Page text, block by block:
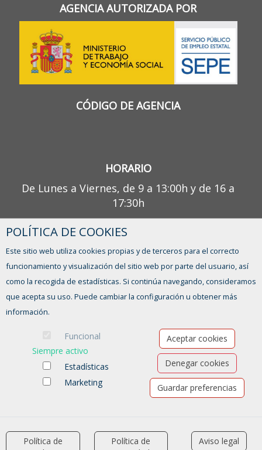
AGENCIA AUTORIZADA POR
CÓDIGO DE AGENCIA
HORARIO
De Lunes a Viernes, de 9 a 13:00h y de 16 a
17:30h
¿TIENES ALGUNA DUDA?
CONTACTO
POLÍTICA DE COOKIES
Este sitio web utiliza cookies propias y de terceros para el correcto
funcionamiento y visualización del sitio web por parte del usuario, así
como la recogida de estadísticas. Si continúa navegando, consideramos
que acepta su uso. Puede cambiar la configuración u obtener más
información.
Funcional
Siempre activo
Estadísticas
Marketing
Aceptar cookies
Denegar cookies
Guardar preferencias
Política de
Política de
Aviso legal